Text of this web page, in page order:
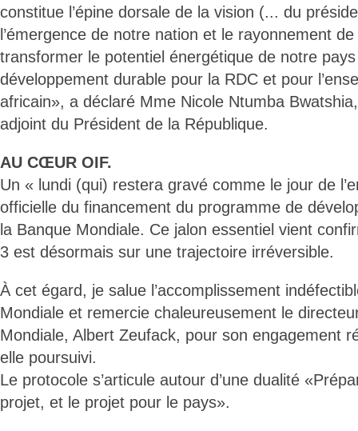
constitue l’épine dorsale de la vision (... du
l’émergence de notre nation et le rayonnement
transformer le potentiel énergétique de notre
développement durable pour la RDC et pour
africain», a déclaré Mme Nicole Ntumba
adjoint du Président de la République.
AU CŒUR OIF.
Un « lundi (qui) restera gravé comme le jour de
officielle du financement du programme de
la Banque Mondiale. Ce jalon essentiel vient
3 est désormais sur une trajectoire irréversible.
À cet égard, je salue l’accomplissement
Mondiale et remercie chaleureusement le
Mondiale, Albert Zeufack, pour son engagement
elle poursuivi.
Le protocole s’articule autour d’une dualité
projet, et le projet pour le pays».